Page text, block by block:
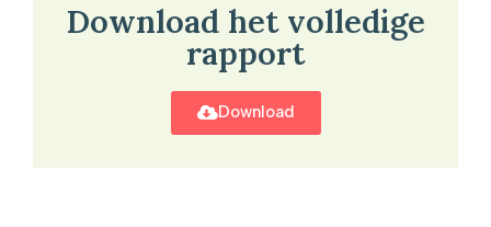
Download het volledige
rapport
Download